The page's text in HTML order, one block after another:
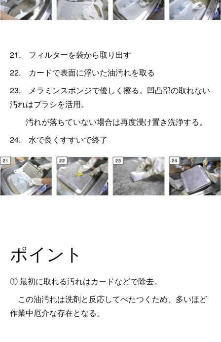
21. フィルターを袋から取り出す
22. カードで表面に浮いた油汚れを取る
23. メラミンスポンジで優しく擦る。凹凸部の取れない
汚れはブラシを活用。
汚れが落ちていない場合は再度浸け置き洗浄する。
24. 水で良くすすいで終了
ポイント
① 最初に取れる汚れはカードなどで除去。
この油汚れは洗剤と反応してべたつくため、多いほど
作業中厄介な存在となる。